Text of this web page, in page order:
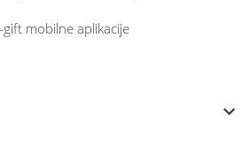
mobilne aplikacije